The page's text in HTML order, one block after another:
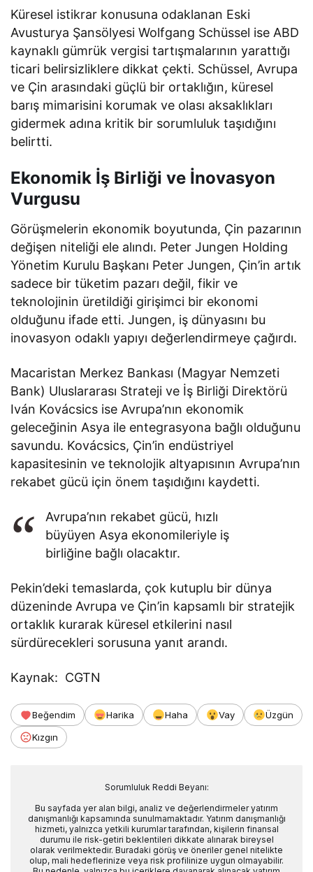
Küresel istikrar konusuna odaklanan Eski
Avusturya Şansölyesi Wolfgang Schüssel ise ABD
kaynaklı gümrük vergisi tartışmalarının yarattığı
ticari belirsizliklere dikkat çekti. Schüssel, Avrupa
ve Çin arasındaki güçlü bir ortaklığın, küresel
barış mimarisini korumak ve olası aksaklıkları
gidermek adına kritik bir sorumluluk taşıdığını
belirtti.
Ekonomik İş Birliği ve İnovasyon
Vurgusu
Görüşmelerin ekonomik boyutunda, Çin pazarının
değişen niteliği ele alındı. Peter Jungen Holding
Yönetim Kurulu Başkanı Peter Jungen, Çin’in artık
sadece bir tüketim pazarı değil, fikir ve
teknolojinin üretildiği girişimci bir ekonomi
olduğunu ifade etti. Jungen, iş dünyasını bu
inovasyon odaklı yapıyı değerlendirmeye çağırdı.
Macaristan Merkez Bankası (Magyar Nemzeti
Bank) Uluslararası Strateji ve İş Birliği Direktörü
Iván Kovácsics ise Avrupa’nın ekonomik
geleceğinin Asya ile entegrasyona bağlı olduğunu
savundu. Kovácsics, Çin’in endüstriyel
kapasitesinin ve teknolojik altyapısının Avrupa’nın
rekabet gücü için önem taşıdığını kaydetti.
Avrupa’nın rekabet gücü, hızlı
büyüyen Asya ekonomileriyle iş
birliğine bağlı olacaktır.
Pekin’deki temaslarda, çok kutuplu bir dünya
düzeninde Avrupa ve Çin’in kapsamlı bir stratejik
ortaklık kurarak küresel etkilerini nasıl
sürdürecekleri sorusuna yanıt arandı.
Kaynak: CGTN
Beğendim Harika Haha Vay
Üzgün
Kızgın
Sorumluluk Reddi Beyanı:
Bu sayfada yer alan bilgi, analiz ve değerlendirmeler yatırım
danışmanlığı kapsamında sunulmamaktadır. Yatırım danışmanlığı
hizmeti, yalnızca yetkili kurumlar tarafından, kişilerin finansal
durumu ile risk-getiri beklentileri dikkate alınarak bireysel
olarak verilmektedir. Buradaki görüş ve öneriler genel nitelikte
olup, mali hedeflerinize veya risk profilinize uygun olmayabilir.